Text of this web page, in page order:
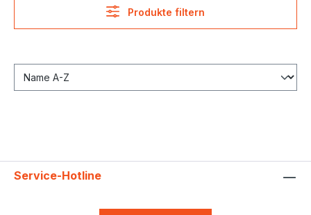
Produkte filtern
Service-Hotline